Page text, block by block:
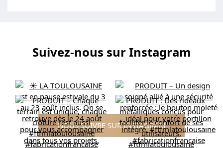
Suivez-nous sur Instagram
NOUS SUIVRE SUR INSTAGRAM